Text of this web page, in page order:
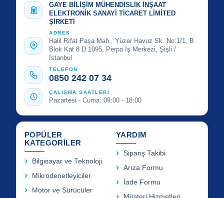
GAYE BİLİŞİM MÜHENDİSLİK İNŞAAT
ELEKTRONİK SANAYİ TİCARET LİMİTED
ŞİRKETİ
ADRES
Halil Rıfat Paşa Mah., Yüzer Havuz Sk. No:1/1, B
Blok Kat 8 D:1095, Perpa İş Merkezi, Şişli /
İstanbul
TELEFON
0850 242 07 34
ÇALIŞMA SAATLERİ
Pazartesi - Cuma: 09:00 - 18:00
POPÜLER
KATEGORİLER
Bilgisayar ve Teknoloji
Mikrodenetleyiciler
Motor ve Sürücüler
YARDIM
Sipariş Takibi
Arıza Formu
İade Formu
Müşteri Hizmetleri